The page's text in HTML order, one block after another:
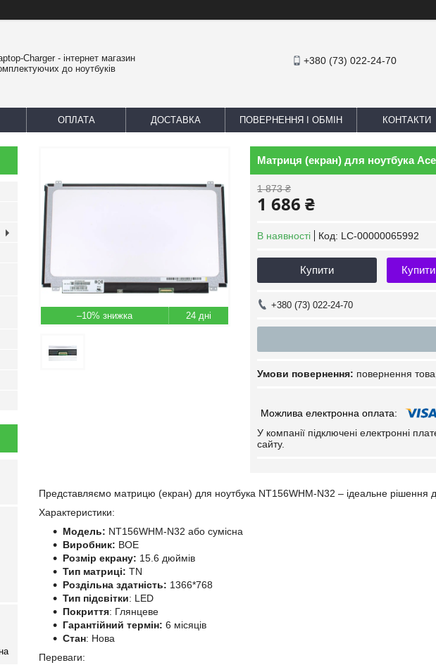
Charger - інтернет магазин
до ноутбуків
+380 (73) 022-24-70
ОПЛАТА ДОСТАВКА ПОВЕРНЕННЯ І ОБМІН КОНТАКТИ
–10% 24 дні
Матриця (екран) для ноутбука
1 873 ₴
1 686 ₴
В наявності Код: LC-00000065992
Купити
+380 (73) 022-24-70
повернення
У компанії підключені електронні
сайту.
Представляємо матрицю (екран) для ноутбука NT156WHM-N32 – ідеальне рішення
Характеристики:
Модель: NT156WHM-N32 або сумісна
Виробник: BOE
Розмір екрану: 15.6 дюймів
Тип матриці: TN
Роздільна здатність: 1366*768
Тип підсвітки: LED
Покриття: Глянцеве
Гарантійний термін: 6 місяців
Стан: Нова
Переваги: